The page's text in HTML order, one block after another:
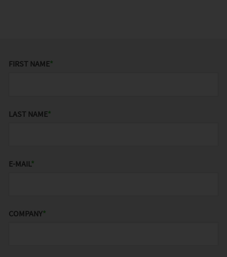
FIRST NAME*
LAST NAME*
E-MAIL*
COMPANY*